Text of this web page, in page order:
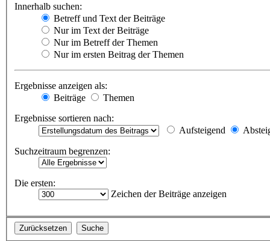
Innerhalb suchen:
Betreff und Text der Beiträge
Nur im Text der Beiträge
Nur im Betreff der Themen
Nur im ersten Beitrag der Themen
Ergebnisse anzeigen als:
Beiträge
Themen
Ergebnisse sortieren nach:
Aufsteigend
Suchzeitraum begrenzen:
Die ersten:
Zeichen der Beiträge anzeigen